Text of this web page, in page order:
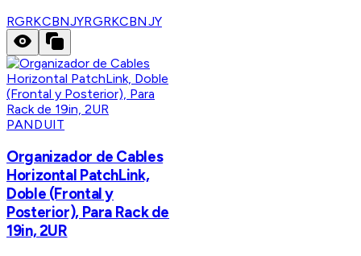
RGRKCBNJYRGRKCBNJY
PANDUIT
Organizador de Cables
Horizontal PatchLink,
Doble (Frontal y
Posterior), Para Rack de
19in, 2UR